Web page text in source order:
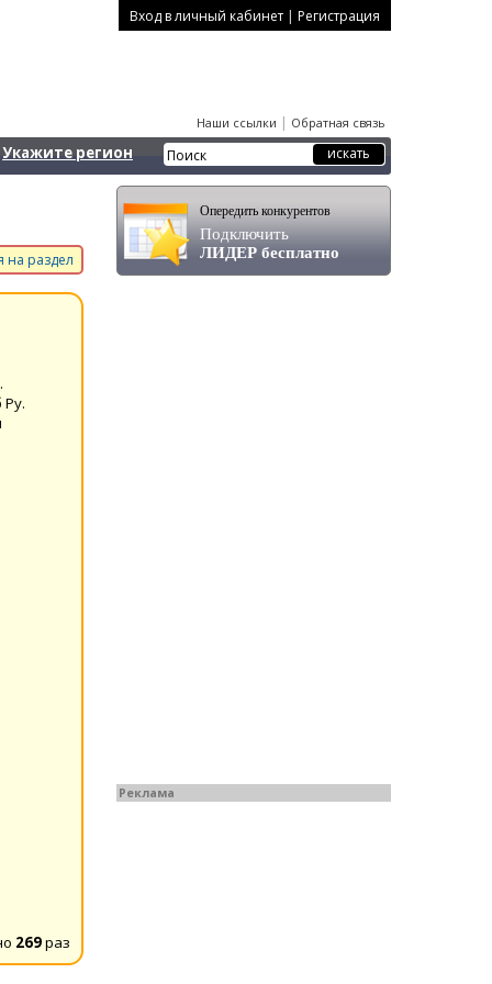
Вход в личный кабинет | Регистрация
Наши ссылки | Обратная связь
Укажите регион
на раздел
269раз
Опередить конкурентов
Подключить
ЛИДЕР бесплатно
Реклама